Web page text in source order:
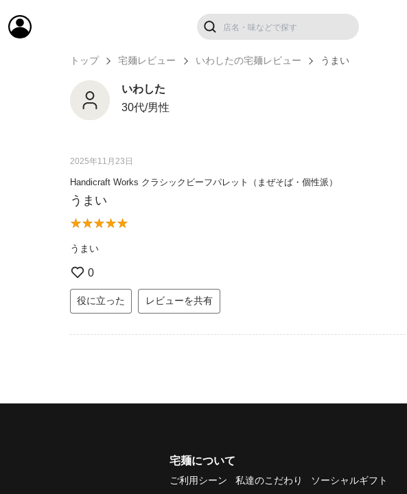
トップ 宅麺レビュー いわしたの宅麺レビュー うまい
いわした
30代/男性
2025年11月23日
Handicraft Works クラシックビーフパレット（まぜそば・個性派）
うまい
うまい
0
役に立った レビューを共有
宅麺について
ご利用シーン 私達のこだわり ソーシャルギフト